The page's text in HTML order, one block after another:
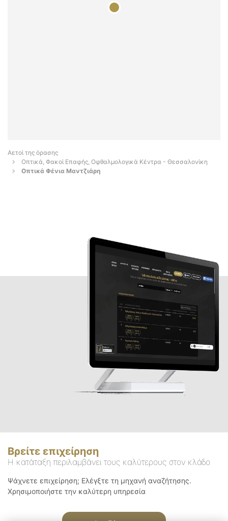
Αετοί της όρασης
Οπτικά, Φακοί Επαφής, Οφθαλμολογικά Κέντρα - Θεσσαλονίκη
Οπτικά Φένια Μαντζιάρη
Βρείτε επιχείρηση
Η κατάταξη περιλαμβάνει τους καλύτερους στον κλάδο
Ψάχνετε επιχείρηση; Ελέγξτε τη μηχανή αναζήτησης.
Χρησιμοποιήστε την καλύτερη υπηρεσία